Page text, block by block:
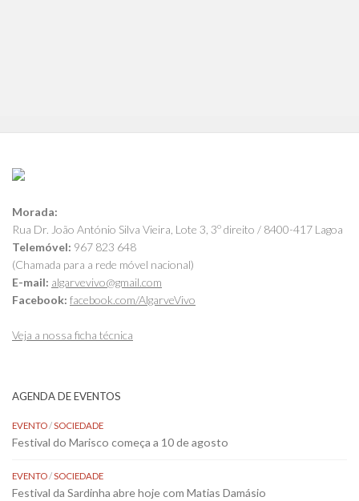
Morada:
Rua Dr. João António Silva Vieira, Lote 3, 3º direito / 8400-417 Lagoa
Telemóvel: 967 823 648
(Chamada para a rede móvel nacional)
E-mail: algarvevivo@gmail.com
Facebook: facebook.com/AlgarveVivo
Veja a nossa ficha técnica
AGENDA DE EVENTOS
EVENTO/SOCIEDADE
Festival do Marisco começa a 10 de agosto
EVENTO/SOCIEDADE
Festival da Sardinha abre hoje com Matias Damásio